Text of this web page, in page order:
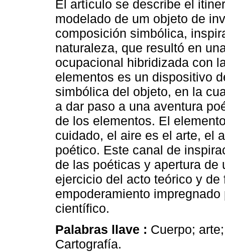
El artículo se describe el
modelado de um objeto de
composición simbólica,
naturaleza, que resultó en
ocupacional hibridizada con
elementos es un dispositivo
simbólica del objeto, en la
a dar paso a una aventura
de los elementos. El
cuidado, el aire es el arte, el
poético. Este canal de
de las poéticas y apertura
ejercicio del acto teórico y
empoderamiento
científico.
Palabras llave : Cuerpo;
Cartografía.